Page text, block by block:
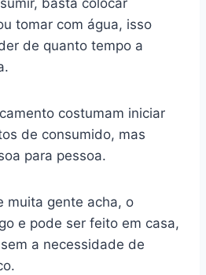
basta colocar
tomar com água, isso
de quanto tempo a
costumam iniciar
de consumido, mas
para pessoa.
muita gente acha, o
e pode ser feito em casa,
a necessidade de